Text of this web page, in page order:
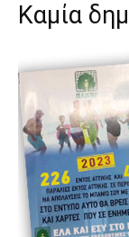
Καμία